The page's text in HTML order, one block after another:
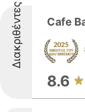
Διακριθέντες Cafe
8.6